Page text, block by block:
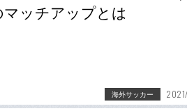
ッチアップとは
海外サッカー